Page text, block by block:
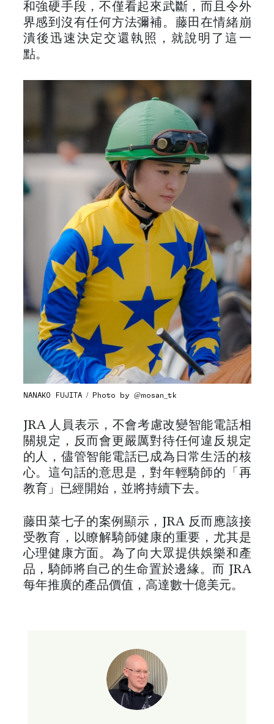
和強硬手段，不僅看起來武斷，而且令外
界感到沒有任何方法彌補。藤田在情緒崩
潰後迅速決定交還執照，就說明了這一
點。
NANAKO FUJITA / Photo by @mosan_tk
JRA 人員表示，不會考慮改變智能電話相
關規定，反而會更嚴厲對待任何違反規定
的人，儘管智能電話已成為日常生活的核
心。這句話的意思是，對年輕騎師的「再
教育」已經開始，並將持續下去。
藤田菜七子的案例顯示，JRA 反而應該接
受教育，以瞭解騎師健康的重要，尤其是
心理健康方面。為了向大眾提供娛樂和產
品，騎師將自己的生命置於邊緣。而 JRA
每年推廣的產品價值，高達數十億美元。